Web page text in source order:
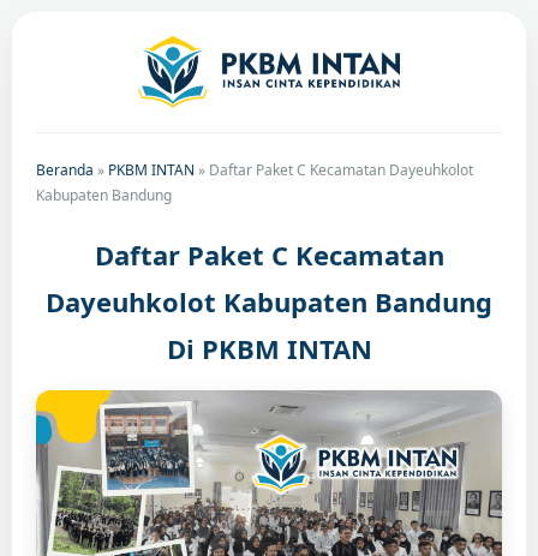
Beranda » PKBM INTAN » Daftar Paket C Kecamatan Dayeuhkolot
Kabupaten Bandung
Daftar Paket C Kecamatan
Dayeuhkolot Kabupaten Bandung
Di PKBM INTAN